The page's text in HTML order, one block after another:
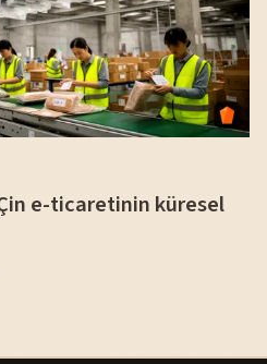
e-ticaretinin küresel